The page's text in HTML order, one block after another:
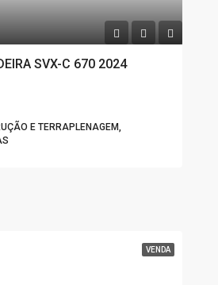
SVX-C 670 2024
E TERRAPLENAGEM,
VENDA